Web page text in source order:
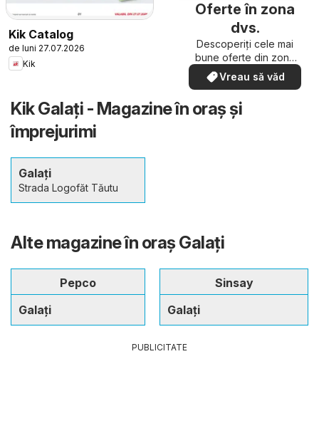
Kik Catalog
de luni 27.07.2026
Kik
Oferte în zona
dvs.
Descoperiți cele mai
bune oferte din zona
dumneavoastră
Vreau să văd
Kik Galați - Magazine în oraş şi
împrejurimi
Galați
Strada Logofăt Tăutu
Alte magazine în oraş Galați
Pepco
Galați
Sinsay
Galați
PUBLICITATE